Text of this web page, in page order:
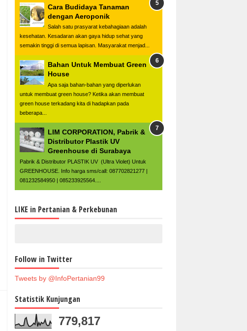
Cara Budidaya Tanaman
dengan Aeroponik
Salah satu prasyarat kebahagiaan adalah
kesehatan. Kesadaran akan gaya hidup sehat yang
semakin tinggi di semua lapisan. Masyarakat menjad...
Bahan Untuk Membuat Green
House
Apa saja bahan-bahan yang diperlukan
untuk membuat green house? Ketika akan membuat
green house terkadang kita di hadapkan pada
beberapa...
LIM CORPORATION, Pabrik &
Distributor Plastik UV
Greenhouse di Surabaya
Pabrik & Distributor PLASTIK UV (Ultra Violet) Untuk
GREENHOUSE. Info harga sms/call: 087702821277 |
081232584950 | 085233925564....
LIKE in Pertanian & Perkebunan
Follow in Twitter
Tweets by @InfoPertanian99
Statistik Kunjungan
779,817